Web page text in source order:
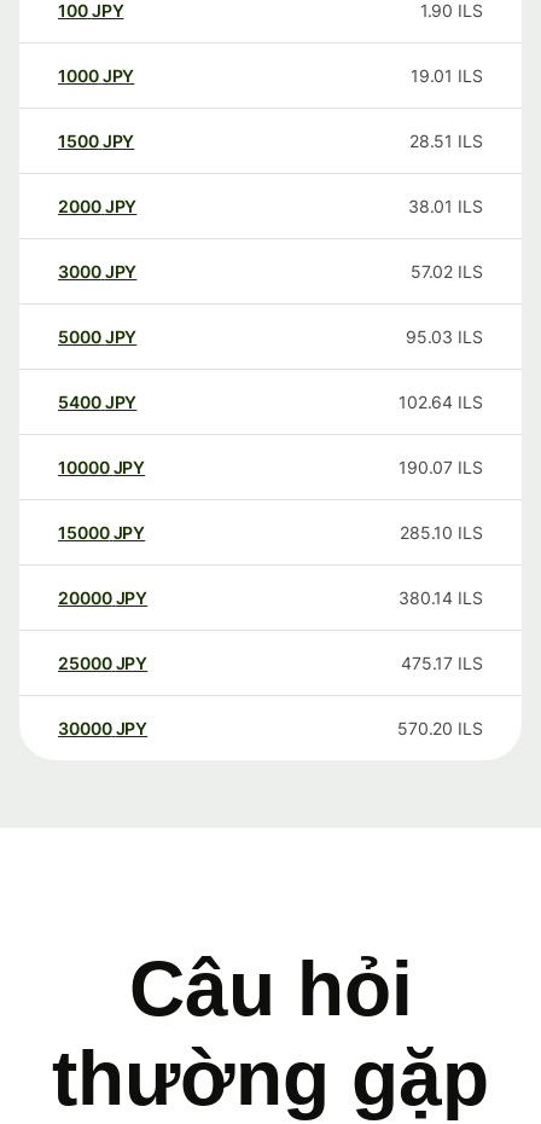
100JPY 1.90 ILS
1000JPY 19.01 ILS
1500JPY 28.51 ILS
2000JPY 38.01 ILS
3000JPY 57.02 ILS
5000JPY 95.03 ILS
5400JPY 102.64 ILS
10000 JPY 190.07 ILS
15000 JPY 285.10 ILS
20000 JPY 380.14 ILS
25000 JPY 475.17 ILS
30000 JPY 570.20 ILS
Câu hỏi
thường gặp